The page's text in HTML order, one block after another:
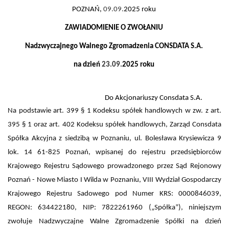
POZNAŃ, 09.09.2025 roku
ZAWIADOMIENIE O ZWOŁANIU
Nadzwyczajnego Walnego Zgromadzenia CONSDATA S.A.
na dzień 23.09.2025 roku
Do Akcjonariuszy Consdata S.A.
Na podstawie art. 399 § 1 Kodeksu spółek handlowych w zw. z art.
395 § 1 oraz art. 402 Kodeksu spółek handlowych, Zarząd Consdata
Spółka Akcyjna z siedzibą w Poznaniu, ul. Bolesława Krysiewicza 9
lok. 14 61-825 Poznań, wpisanej do rejestru przedsiębiorców
Krajowego Rejestru Sądowego prowadzonego przez Sąd Rejonowy
Poznań - Nowe Miasto I Wilda w Poznaniu, VIII Wydział Gospodarczy
Krajowego Rejestru Sadowego pod Numer KRS: 0000846039,
REGON: 634422180, NIP: 7822261960 („Spółka”), niniejszym
zwołuje Nadzwyczajne Walne Zgromadzenie Spółki na dzień